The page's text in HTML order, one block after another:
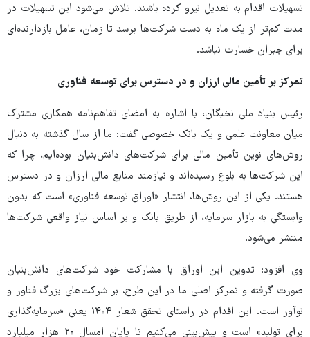
تسهیلات اقدام به تعدیل نیرو کرده باشند. تلاش می‌شود این تسهیلات در
مدت کم‌تر از یک ماه به دست شرکت‌ها برسد تا زمان، عامل بازدارنده‌ای
برای جبران خسارت نباشد.
تمرکز بر تأمین مالی ارزان و در دسترس برای توسعه فناوری
رئیس بنیاد ملی نخبگان، با اشاره به امضای تفاهم‌نامه همکاری مشترک
میان معاونت علمی و یک بانک خصوصی گفت: ما از سال گذشته به دنبال
روش‌های نوین تأمین مالی برای شرکت‌های دانش‌بنیان بوده‌ایم، چرا که
این شرکت‌ها به بلوغ رسیده‌اند و نیازمند منابع مالی ارزان و در دسترس
هستند. یکی از این روش‌ها، انتشار «اوراق توسعه فناوری» است که بدون
وابستگی به بازار سرمایه، از طریق بانک و بر اساس نیاز واقعی شرکت‌ها
منتشر می‌شود.
وی افزود: تدوین این اوراق با مشارکت خود شرکت‌های دانش‌بنیان
صورت گرفته و تمرکز اصلی ما در این طرح، بر شرکت‌های بزرگ فناور و
نوآور است. این اقدام در راستای تحقق شعار ۱۴۰۴ یعنی «سرمایه‌گذاری
برای تولید» است و پیش‌بینی می‌کنیم تا پایان امسال ۲۰ هزار میلیارد